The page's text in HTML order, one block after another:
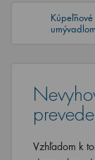
Kúpeľňové
umývadlom
Vzhľadom k